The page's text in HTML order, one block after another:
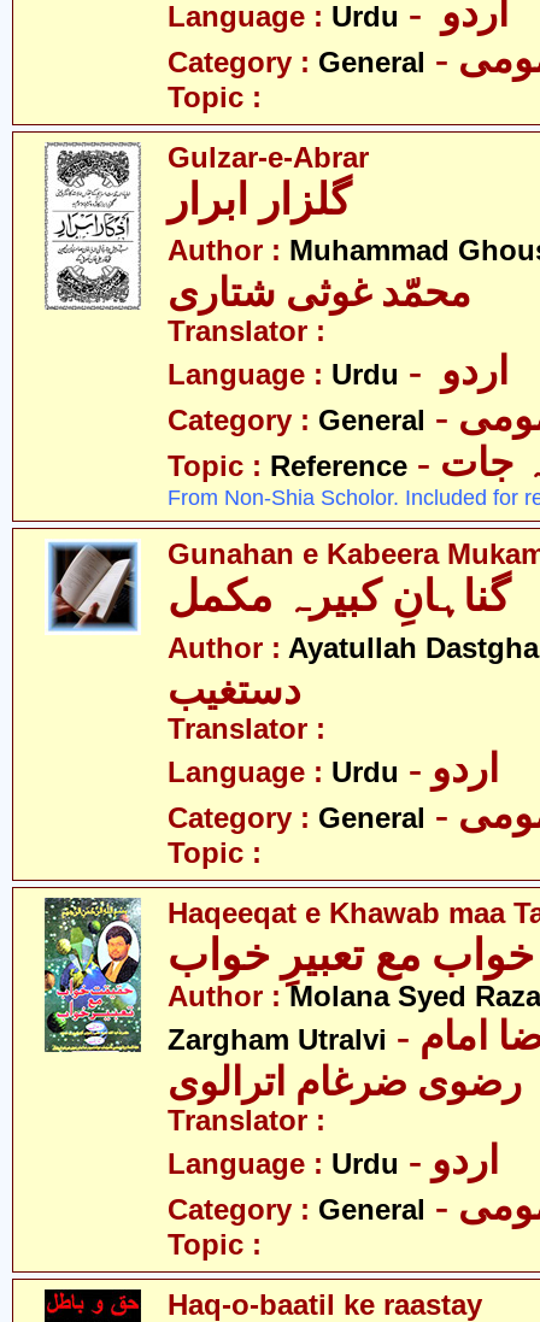
Language : Urdu
Category : General
Topic :
Gulzar-e-Abrar
گلزار ابرار
Author : Muhammad
محمّد غوثی شتاری
Translator :
Language : Urdu
Category : General
Topic : Reference جات
From Non-Shia Scholor. Included for
Gunahan e Kabeera
گناہانِ کبیرہ مکمل
Author : Ayatullah
دستغیب
Translator :
Language : Urdu - اردو
Category : General
Topic :
Haqeeqat e Khawab maa
مع تعبیرِ خواب
Author :Molana Syed
Zargham Utralvi - مولانا سید رضا امام
رضوی ضرغام اترالوی
Translator :
Language : Urdu - اردو
Category : General
Topic :
Haq-o-baatil ke raastay